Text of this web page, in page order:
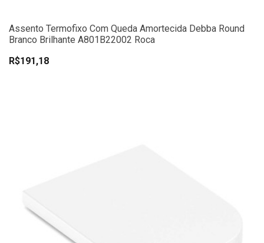
Assento Termofixo Com Queda Amortecida Debba Round
Branco Brilhante A801B22002 Roca
R$191,18